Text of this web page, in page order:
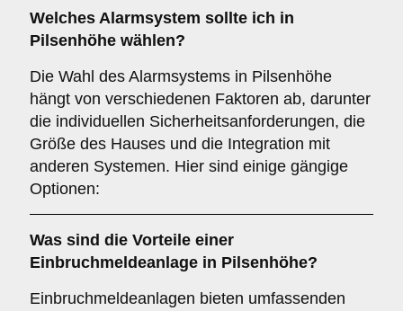
Welches Alarmsystem sollte ich in
Pilsenhöhe wählen?
Die Wahl des Alarmsystems in Pilsenhöhe
hängt von verschiedenen Faktoren ab, darunter
die individuellen Sicherheitsanforderungen, die
Größe des Hauses und die Integration mit
anderen Systemen. Hier sind einige gängige
Optionen:
Was sind die Vorteile einer
Einbruchmeldeanlage in Pilsenhöhe?
Einbruchmeldeanlagen bieten umfassenden